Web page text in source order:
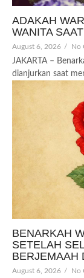
ADAKAH
WANITA
August 6, 2026 / No
JAKARTA –
dianjurkan saat
BENARKAH
SETELAH
BERJEMAAH
August 6, 2026 / No